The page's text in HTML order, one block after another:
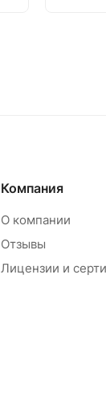
Компания
О компании
Отзывы
Лицензии и